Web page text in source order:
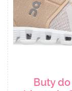
Buty do